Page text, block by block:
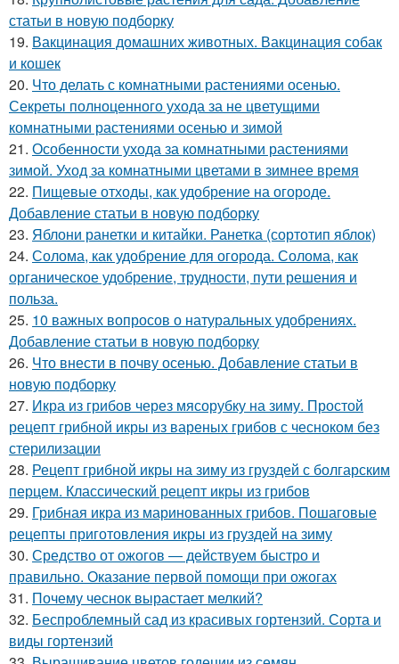
статьи в новую подборку
19. Вакцинация домашних животных. Вакцинация собак
и кошек
20. Что делать с комнатными растениями осенью.
Секреты полноценного ухода за не цветущими
комнатными растениями осенью и зимой
21. Особенности ухода за комнатными растениями
зимой. Уход за комнатными цветами в зимнее время
22. Пищевые отходы, как удобрение на огороде.
Добавление статьи в новую подборку
23. Яблони ранетки и китайки. Ранетка (сортотип яблок)
24. Солома, как удобрение для огорода. Солома, как
органическое удобрение, трудности, пути решения и
польза.
25. 10 важных вопросов о натуральных удобрениях.
Добавление статьи в новую подборку
26. Что внести в почву осенью. Добавление статьи в
новую подборку
27. Икра из грибов через мясорубку на зиму. Простой
рецепт грибной икры из вареных грибов с чесноком без
стерилизации
28. Рецепт грибной икры на зиму из груздей с болгарским
перцем. Классический рецепт икры из грибов
29. Грибная икра из маринованных грибов. Пошаговые
рецепты приготовления икры из груздей на зиму
30. Средство от ожогов ― действуем быстро и
правильно. Оказание первой помощи при ожогах
31. Почему чеснок вырастает мелкий?
32. Беспроблемный сад из красивых гортензий. Сорта и
виды гортензий